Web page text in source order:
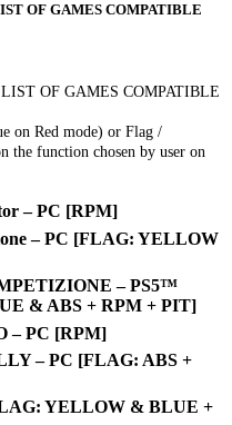
OF GAMES COMPATIBLE
OF GAMES COMPATIBLE
on Red mode) or Flag /
the function chosen by user on
– PC [RPM]
– PC [FLAG: YELLOW
– PS5™
& ABS + RPM + PIT]
– PC [RPM]
– PC [FLAG: ABS +
YELLOW & BLUE +